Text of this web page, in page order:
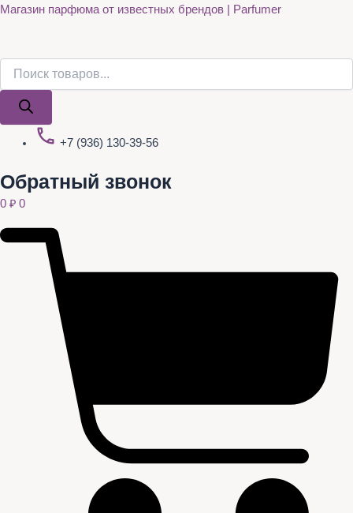
Перейти
Магазин парфюма от известных брендов | Parfumer
Поиск
+7 (936) 130-39-56
Обратный звонок
0 ₽ 0
Поиск
Quantity